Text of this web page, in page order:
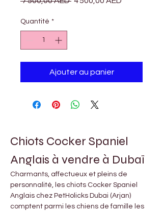
Quantité *
Ajouter au panier
Chiots Cocker Spaniel
Anglais à vendre à Dubaï
Charmants, affectueux et pleins de
personnalité, les chiots Cocker Spaniel
Anglais chez PetHolicks Dubai (Arjan)
comptent parmi les chiens de famille les